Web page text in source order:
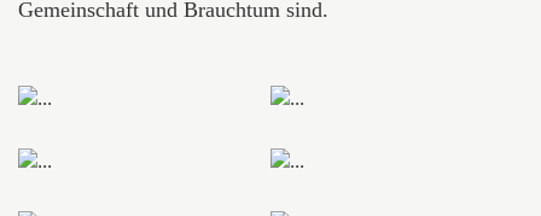
Gemeinschaft und Brauchtum sind.